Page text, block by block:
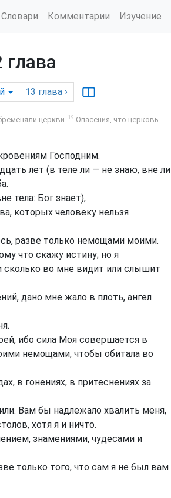
Словари Комментарии Изучение
13 глава ›
церкви. 19 Опасения, что церковь
Господним.
лет (в теле ли — не знаю, вне ли
тела: Бог знает),
которых человеку нельзя
разве только немощами моими.
что скажу истину; но я
во мне видит или слышит
дано мне жало в плоть, ангел
ибо сила Моя совершается в
немощами, чтобы обитала во
в гонениях, в притеснениях за
Вам бы надлежало хвалить меня,
хотя я и ничто.
знамениями, чудесами и
только того, что сам я не был вам